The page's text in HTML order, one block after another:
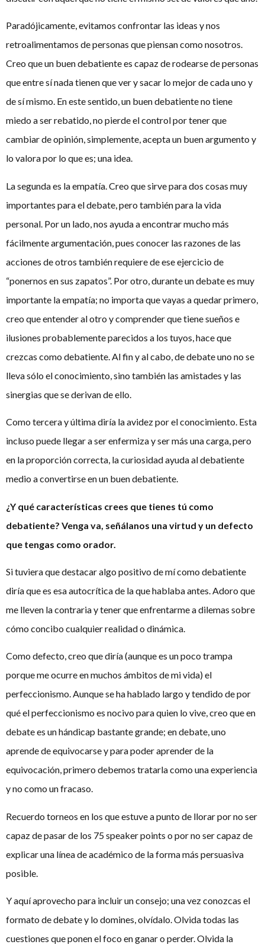
Paradójicamente, evitamos confrontar las ideas y nos
retroalimentamos de personas que piensan como nosotros.
Creo que un buen debatiente es capaz de rodearse de personas
que entre sí nada tienen que ver y sacar lo mejor de cada uno y
de sí mismo. En este sentido, un buen debatiente no tiene
miedo a ser rebatido, no pierde el control por tener que
cambiar de opinión, simplemente, acepta un buen argumento y
lo valora por lo que es; una idea.
La segunda es la empatía. Creo que sirve para dos cosas muy
importantes para el debate, pero también para la vida
personal. Por un lado, nos ayuda a encontrar mucho más
fácilmente argumentación, pues conocer las razones de las
acciones de otros también requiere de ese ejercicio de
“ponernos en sus zapatos”. Por otro, durante un debate es muy
importante la empatía; no importa que vayas a quedar primero,
creo que entender al otro y comprender que tiene sueños e
ilusiones probablemente parecidos a los tuyos, hace que
crezcas como debatiente. Al fin y al cabo, de debate uno no se
lleva sólo el conocimiento, sino también las amistades y las
sinergias que se derivan de ello.
Como tercera y última diría la avidez por el conocimiento. Esta
incluso puede llegar a ser enfermiza y ser más una carga, pero
en la proporción correcta, la curiosidad ayuda al debatiente
medio a convertirse en un buen debatiente.
¿Y qué características crees que tienes tú como
debatiente? Venga va, señálanos una virtud y un defecto
que tengas como orador.
Si tuviera que destacar algo positivo de mí como debatiente
diría que es esa autocrítica de la que hablaba antes. Adoro que
me lleven la contraria y tener que enfrentarme a dilemas sobre
cómo concibo cualquier realidad o dinámica.
Como defecto, creo que diría (aunque es un poco trampa
porque me ocurre en muchos ámbitos de mi vida) el
perfeccionismo. Aunque se ha hablado largo y tendido de por
qué el perfeccionismo es nocivo para quien lo vive, creo que en
debate es un hándicap bastante grande; en debate, uno
aprende de equivocarse y para poder aprender de la
equivocación, primero debemos tratarla como una experiencia
y no como un fracaso.
Recuerdo torneos en los que estuve a punto de llorar por no ser
capaz de pasar de los 75 speaker points o por no ser capaz de
explicar una línea de académico de la forma más persuasiva
posible.
Y aquí aprovecho para incluir un consejo; una vez conozcas el
formato de debate y lo domines, olvídalo. Olvida todas las
cuestiones que ponen el foco en ganar o perder. Olvida la